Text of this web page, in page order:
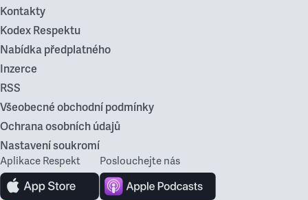
Kontakty
Kodex Respektu
Nabídka předplatného
Inzerce
RSS
Všeobecné obchodní podmínky
Ochrana osobních údajů
Nastavení soukromí
Aplikace Respekt Poslouchejte nás